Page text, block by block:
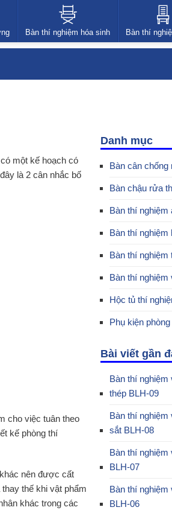
Bàn thí nghiệm hóa sinh Bàn thí
một kế hoạch có
là 2 cân nhắc bố
cho việc tuân theo
kế phòng thí
nên được cất
thế khi vật phẩm
khác trong các
Danh mục
Bàn cân chống
Bàn chậu rửa
Bàn thí nghiệm
Bàn thí nghiệm
Bàn thí nghiệm
Bàn thí nghiệm
Hộc tủ thí
Phụ kiện
Bài viết gần
Bàn thí nghiệm
thép BLH-09
Bàn thí nghiệm
sắt BLH-08
Bàn thí nghiệm
BLH-07
Bàn thí nghiệm
BLH-06